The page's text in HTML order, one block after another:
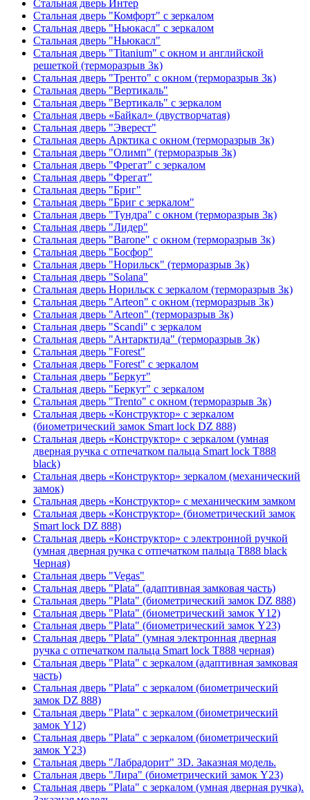
Стальная дверь Интер
Стальная дверь "Комфорт" с зеркалом
Стальная дверь "Ньюкасл" с зеркалом
Стальная дверь "Ньюкасл"
Стальная дверь "Titanium" с окном и английской
решеткой (терморазрыв 3к)
Стальная дверь "Тренто" с окном (терморазрыв 3к)
Стальная дверь "Вертикаль"
Стальная дверь "Вертикаль" с зеркалом
Стальная дверь «Байкал» (двустворчатая)
Стальная дверь "Эверест"
Стальная дверь Арктика с окном (терморазрыв 3к)
Стальная дверь "Олимп" (терморазрыв 3к)
Стальная дверь "Фрегат" с зеркалом
Стальная дверь "Фрегат"
Стальная дверь "Бриг"
Стальная дверь "Бриг с зеркалом"
Стальная дверь "Тундра" с окном (терморазрыв 3к)
Стальная дверь "Лидер"
Стальная дверь "Barone" с окном (терморазрыв 3к)
Стальная дверь "Босфор"
Стальная дверь "Норильск" (терморазрыв 3к)
Стальная дверь "Solana"
Стальная дверь Норильск с зеркалом (терморазрыв 3к)
Стальная дверь "Arteon" с окном (терморазрыв 3к)
Стальная дверь "Arteon" (терморазрыв 3к)
Стальная дверь "Scandi" с зеркалом
Стальная дверь "Антарктида" (терморазрыв 3к)
Стальная дверь "Forest"
Стальная дверь "Forest" с зеркалом
Стальная дверь "Беркут"
Стальная дверь "Беркут" с зеркалом
Стальная дверь "Trento" с окном (терморазрыв 3к)
Стальная дверь «Конструктор» с зеркалом
(биометрический замок Smart lock DZ 888)
Стальная дверь «Конструктор» с зеркалом (умная
дверная ручка с отпечатком пальца Smart lock T888
black)
Стальная дверь «Конструктор» зеркалом (механический
замок)
Стальная дверь «Конструктор» с механическим замком
Стальная дверь «Конструктор» (биометрический замок
Smart lock DZ 888)
Стальная дверь «Конструктор» с электронной ручкой
(умная дверная ручка с отпечатком пальца T888 black
Черная)
Стальная дверь "Vegas"
Стальная дверь "Plata" (адаптивная замковая часть)
Стальная дверь "Plata" (биометрический замок DZ 888)
Стальная дверь "Plata" (биометрический замок Y12)
Стальная дверь "Plata" (биометрический замок Y23)
Стальная дверь "Plata" (умная электронная дверная
ручка с отпечатком пальца Smart lock T888 черная)
Стальная дверь "Plata" с зеркалом (адаптивная замковая
часть)
Стальная дверь "Plata" с зеркалом (биометрический
замок DZ 888)
Стальная дверь "Plata" с зеркалом (биометрический
замок Y12)
Стальная дверь "Plata" с зеркалом (биометрический
замок Y23)
Стальная дверь "Лабрадорит" 3D. Заказная модель.
Стальная дверь "Лира" (биометрический замок Y23)
Стальная дверь "Plata" с зеркалом (умная дверная ручка).